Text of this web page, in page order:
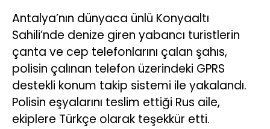
Antalya’nın dünyaca ünlü Konyaaltı
Sahili’nde denize giren yabancı turistlerin
çanta ve cep telefonlarını çalan şahıs,
polisin çalınan telefon üzerindeki GPRS
destekli konum takip sistemi ile yakalandı.
Polisin eşyalarını teslim ettiği Rus aile,
ekiplere Türkçe olarak teşekkür etti.